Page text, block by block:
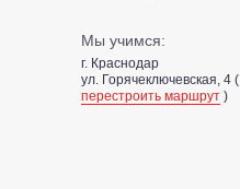
Мы учимся:
г. Краснодар
ул. Горячеключевская, 4 (
перестроить маршрут )